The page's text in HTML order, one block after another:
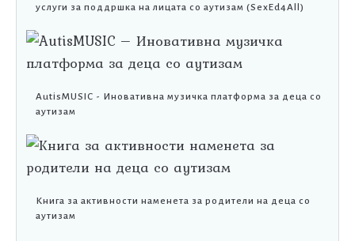
услуги за поддршка на лицата со аутизам (SexEd4All)
AutisMUSIC - Иновативна музичка платформа за деца со
аутизам
Книга за активности наменета за родители на деца со
аутизам